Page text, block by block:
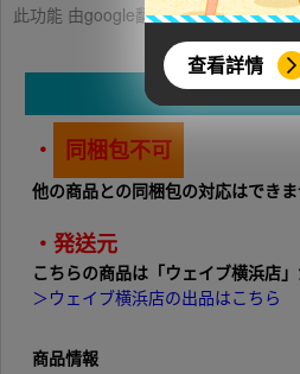
查看詳情
此功能 由google翻譯提供參考，樂淘
・ 同梱包不可
他の商品との同梱包の対応はできま
・発送元
こちらの商品は「ウェイブ横浜店
＞ウェイブ横浜店の出品はこちら
商品情報